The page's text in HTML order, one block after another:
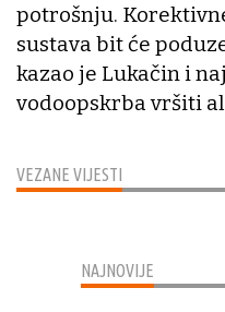
VEZANE VIJESTI
potrošnju.
sustava bit će
kazao je Lukačin i
vodoopskrba vršiti
NAJNOVIJE